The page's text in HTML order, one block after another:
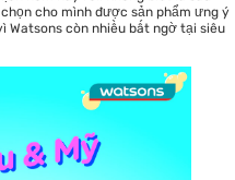
cho mình được sản phẩm ưng ý
Watsons còn nhiều bất ngờ tại siêu